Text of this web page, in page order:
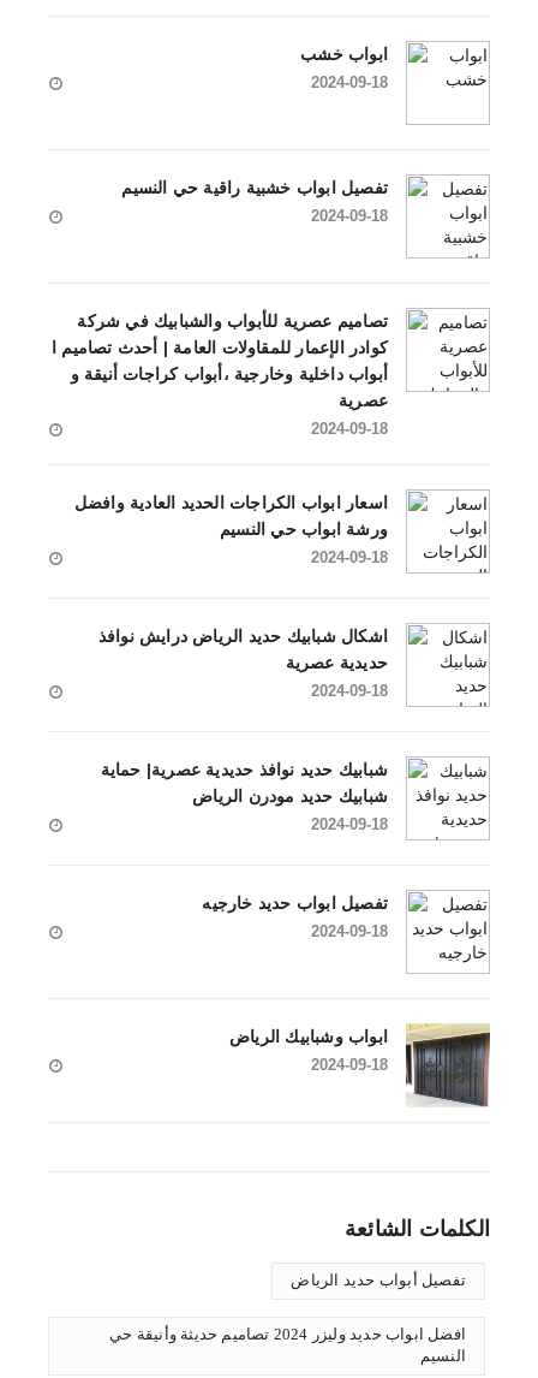
ابواب خشب
2024-09-18
تفصيل ابواب خشبية راقية حي النسيم
2024-09-18
تصاميم عصرية للأبواب والشبابيك في شركة
كوادر الإعمار للمقاولات العامة | أحدث تصاميم ا
أبواب داخلية وخارجية ،أبواب كراجات أنيقة و
عصرية
2024-09-18
اسعار ابواب الكراجات الحديد العادية وافضل
ورشة ابواب حي النسيم
2024-09-18
اشكال شبابيك حديد الرياض درايش نوافذ
حديدية عصرية
2024-09-18
شبابيك حديد نوافذ حديدية عصرية| حماية
شبابيك حديد مودرن الرياض
2024-09-18
تفصيل ابواب حديد خارجيه
2024-09-18
ابواب وشبابيك الرياض
2024-09-18
الكلمات الشائعة
تفصيل أبواب حديد الرياض
افضل ابواب حديد وليزر 2024 تصاميم حديثة وأنيقة حي
النسيم